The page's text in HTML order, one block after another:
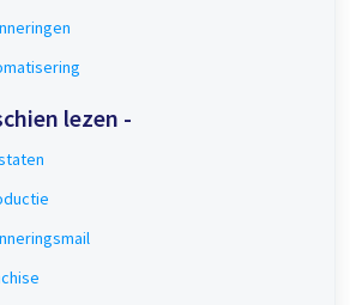
lezen -